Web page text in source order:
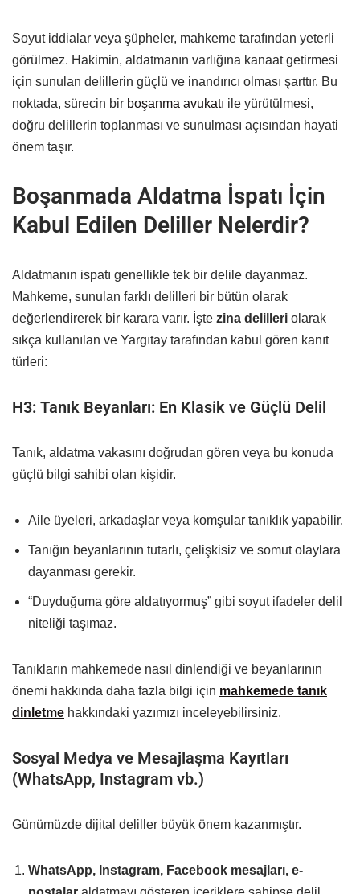
Soyut iddialar veya şüpheler, mahkeme tarafından yeterli
görülmez. Hakimin, aldatmanın varlığına kanaat getirmesi
için sunulan delillerin güçlü ve inandırıcı olması şarttır. Bu
noktada, sürecin bir boşanma avukatı ile yürütülmesi,
doğru delillerin toplanması ve sunulması açısından hayati
önem taşır.
Boşanmada Aldatma İspatı İçin
Kabul Edilen Deliller Nelerdir?
Aldatmanın ispatı genellikle tek bir delile dayanmaz.
Mahkeme, sunulan farklı delilleri bir bütün olarak
değerlendirerek bir karara varır. İşte zina delilleri olarak
sıkça kullanılan ve Yargıtay tarafından kabul gören kanıt
türleri:
H3: Tanık Beyanları: En Klasik ve Güçlü Delil
Tanık, aldatma vakasını doğrudan gören veya bu konuda
güçlü bilgi sahibi olan kişidir.
Aile üyeleri, arkadaşlar veya komşular tanıklık yapabilir.
Tanığın beyanlarının tutarlı, çelişkisiz ve somut olaylara
dayanması gerekir.
“Duyduğuma göre aldatıyormuş” gibi soyut ifadeler delil
niteliği taşımaz.
Tanıkların mahkemede nasıl dinlendiği ve beyanlarının
önemi hakkında daha fazla bilgi için mahkemede tanık
dinletme hakkındaki yazımızı inceleyebilirsiniz.
Sosyal Medya ve Mesajlaşma Kayıtları
(WhatsApp, Instagram vb.)
Günümüzde dijital deliller büyük önem kazanmıştır.
WhatsApp, Instagram, Facebook mesajları, e-